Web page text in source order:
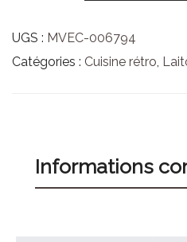
UGS : MVEC-006794
Catégories : Cuisine rétro
Informations